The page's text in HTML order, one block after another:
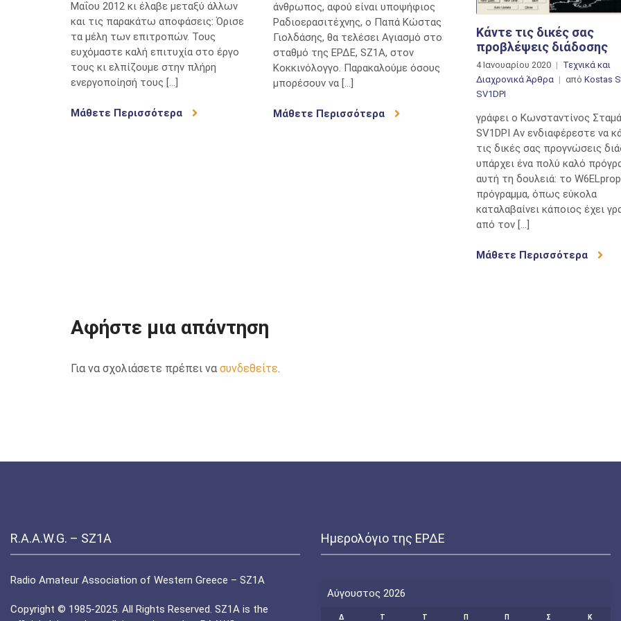
Μαΐου 2012 κι έλαβε μεταξύ άλλων
και τις παρακάτω αποφάσεις: Όρισε
τα μέλη των επιτροπών. Τους
ευχόμαστε καλή επιτυχία στο έργο
τους κι ελπίζουμε στην πλήρη
ενεργοποίησή τους […]
Μάθετε Περισσότερα
άνθρωπος, αφού είναι υποψήφιος
Ραδιοερασιτέχνης, ο Παπά Κώστας
Γιολδάσης, θα τελέσει Αγιασμό στο
σταθμό της ΕΡΔΕ, SZ1A, στον
Κοκκινόλογγο. Παρακαλούμε όσους
μπορέσουν να […]
Μάθετε Περισσότερα
Κάντε τις δικές σας
προβλέψεις διάδοσης
4 Ιανουαρίου 2020
Τεχνικά και
Διαχρονικά Άρθρα
από Kostas
SV1DPI
γράφει ο Κωνσταντίνος
SV1DPI Αν ενδιαφέρεστε να
τις δικές σας προγνώσεις
υπάρχει ένα πολύ καλό
αυτή τη δουλειά: το
πρόγραμμα, όπως εύκολα
καταλαβαίνει κάποιος έχει
από τον […]
Μάθετε Περισσότερα
Αφήστε μια απάντηση
Για να σχολιάσετε πρέπει να συνδεθείτε.
R.A.A.W.G. – SZ1A
Radio Amateur Association of Western Greece – SZ1A
Copyright © 1985-2025. All Rights Reserved. SZ1A is the
Ημερολόγιο της ΕΡΔΕ
Αύγουστος 2026
Δ Τ Τ Π Π Σ Κ